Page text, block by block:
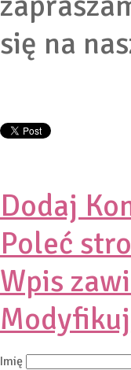
się na
Dodaj
Poleć
Wpis
Imię